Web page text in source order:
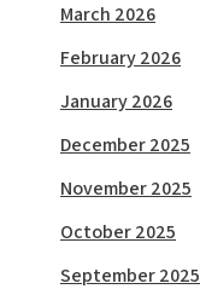
March 2026
February 2026
January 2026
December 2025
November 2025
October 2025
September 2025